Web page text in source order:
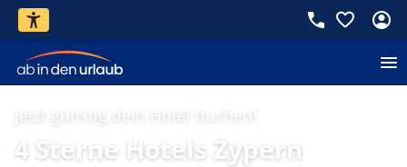
Jetzt günstig dein Hotel buchen!
4 Sterne Hotels Zypern